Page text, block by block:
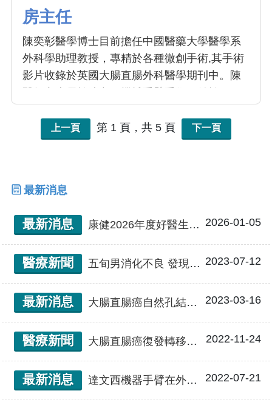
房主任
陳奕彰醫學博士目前擔任中國醫藥大學醫學系
外科學助理教授，專精於各種微創手術,其手術
影片收錄於英國大腸直腸外科醫學期刊中。陳
美國微創醫學雜誌,同年也受邀至美國醫學年會
進行演講。於2025年榮獲擔任中華民國大腸直
次獲得本院優良醫師與親善大使的殊榮。
上一頁 第 1 頁，共 5 頁 下一頁
最新消息
最新消息 康健2026年度好醫生｜從畏懼到最擅長，柯道維把「嚴師」的科別，變成一生志業 2026-01-05
醫療新聞 五旬男消化不良 發現大腸癌十年後多處移轉 中醫大附醫跨專科團隊精準治療 「完整腹膜腫瘤切除手術」合併「腹腔溫熱化療」 成功逆轉病情 正子攝影零檢出 2023-07-12
最新消息 大腸直腸癌自然孔結直腸微創手術-傷口更小 恢復更快 2023-03-16
醫療新聞 大腸直腸癌復發轉移惡性腹膜腫瘤 輔助精準醫療-「免疫細胞療法」與「腹腔高壓氣霧化療」 逆轉病情 腹膜癌細胞幾乎全消失！ 2022-11-24
最新消息 達文西機器手臂在外科手術的應用 2022-07-21